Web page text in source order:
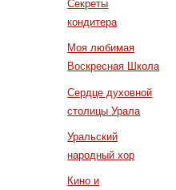
Секреты
кондитера
Моя любимая
Воскресная Школа
Сердце духовной
столицы Урала
Уральский
народный хор
Кино и